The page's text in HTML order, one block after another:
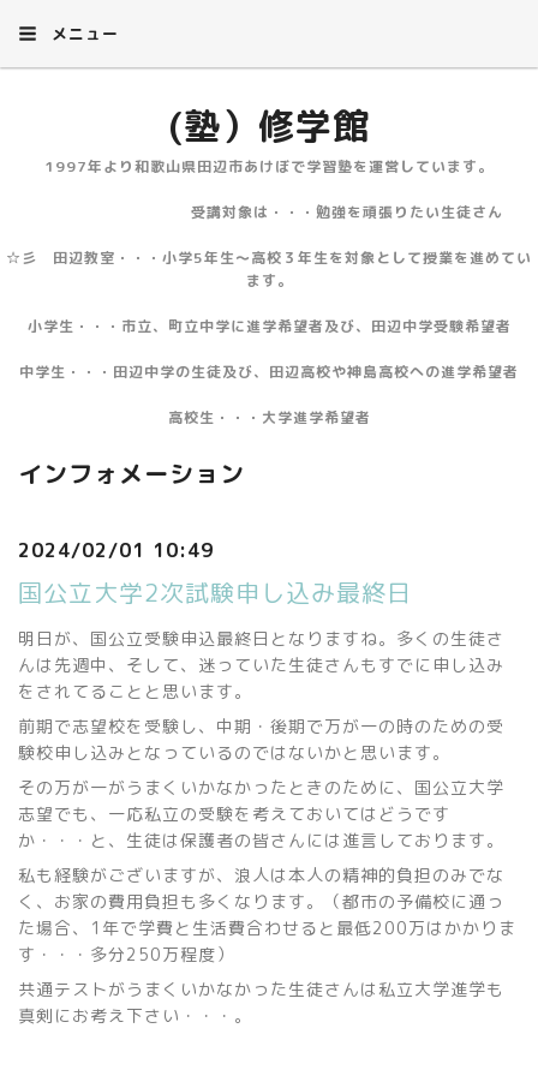
メニュー
(塾）修学館
1997年より和歌山県田辺市あけぼで学習塾を運営しています。
受講対象は・・・勉強を頑張りたい生徒さん
☆彡 田辺教室・・・小学5年生～高校３年生を対象として授業を進めてい
ます。
小学生・・・市立、町立中学に進学希望者及び、田辺中学受験希望者
中学生・・・田辺中学の生徒及び、田辺高校や神島高校への進学希望者
高校生・・・大学進学希望者
インフォメーション
2024/02/01 10:49
国公立大学2次試験申し込み最終日
明日が、国公立受験申込最終日となりますね。多くの生徒さ
んは先週中、そして、迷っていた生徒さんもすでに申し込み
をされてることと思います。
前期で志望校を受験し、中期・後期で万が一の時のための受
験校申し込みとなっているのではないかと思います。
その万が一がうまくいかなかったときのために、国公立大学
志望でも、一応私立の受験を考えておいてはどうです
か・・・と、生徒は保護者の皆さんには進言しております。
私も経験がございますが、浪人は本人の精神的負担のみでな
く、お家の費用負担も多くなります。（都市の予備校に通っ
た場合、1年で学費と生活費合わせると最低200万はかかりま
す・・・多分250万程度）
共通テストがうまくいかなかった生徒さんは私立大学進学も
真剣にお考え下さい・・・。